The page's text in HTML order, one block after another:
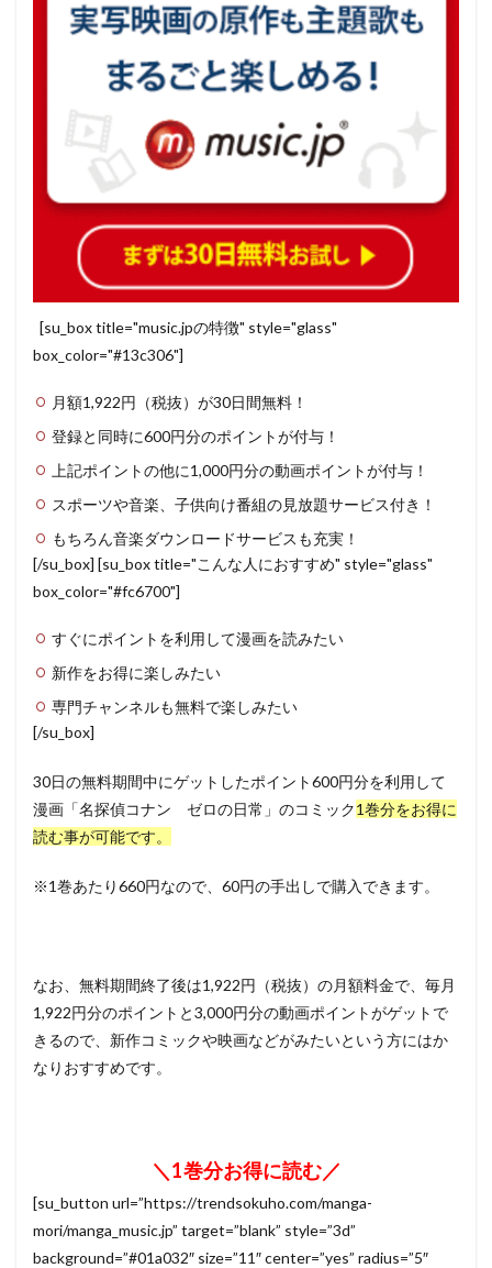
[su_box title="music.jpの特徴" style="glass"
box_color="#13c306"]
月額1,922円（税抜）が30日間無料！
登録と同時に600円分のポイントが付与！
上記ポイントの他に1,000円分の動画ポイントが付与！
スポーツや音楽、子供向け番組の見放題サービス付き！
もちろん音楽ダウンロードサービスも充実！
[/su_box] [su_box title="こんな人におすすめ" style="glass"
box_color="#fc6700"]
すぐにポイントを利用して漫画を読みたい
新作をお得に楽しみたい
専門チャンネルも無料で楽しみたい
[/su_box]
30日の無料期間中にゲットしたポイント600円分を利用して
漫画「名探偵コナン ゼロの日常」のコミック1巻分をお得に
読む事が可能です。
※1巻あたり660円なので、60円の手出しで購入できます。
なお、無料期間終了後は1,922円（税抜）の月額料金で、毎月
1,922円分のポイントと3,000円分の動画ポイントがゲットで
きるので、新作コミックや映画などがみたいという方にはか
なりおすすめです。
＼1巻分お得に読む／
[su_button url=”https://trendsokuho.com/manga-
mori/manga_music.jp” target=”blank” style=”3d”
background=”#01a032″ size=”11″ center=”yes” radius=”5″